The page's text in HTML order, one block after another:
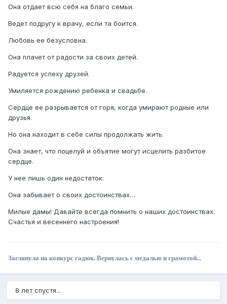
Она отдает всю себя на благо семьи.
Ведет подругу к врачу, если та боится.
Любовь ее безусловна.
Она плачет от радости за своих детей.
Радуется успеху друзей.
Умиляется рождению ребенка и свадьбе.
Сердце ее разрывается от горя, когда умирают родные или
друзья.
Но она находит в себе силы продолжать жить.
Она знает, что поцелуй и объятие могут исцелить разбитое
сердце.
У нее лишь один недостаток:
Она забывает о своих достоинствах…
Милые дамы! Давайте всегда помнить о наших достоинствах.
Счастья и весеннего настроения!
Заглянула на конкурс гадюк. Вернулась с медалью и грамотой...
8 лет спустя...